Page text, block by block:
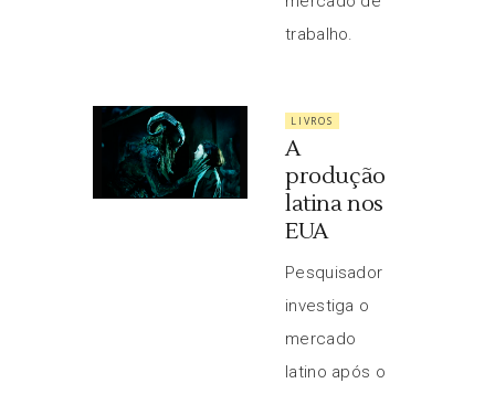
trabalho.
LIVROS
A
produção
latina nos
EUA
Pesquisador
investiga o
mercado
latino após o